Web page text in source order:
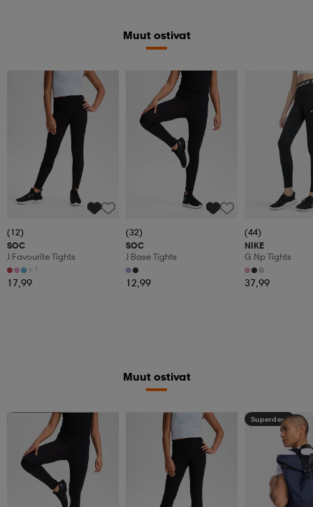
Muut ostivat
(12)
SOC
J Favourite Tights
+1
17,99
Katso hintaa
(32)
SOC
J Base Tights
12,99
(44)
NIKE
G Np Tights
37,99
Muut ostivat
Katso hintaa Superdeal